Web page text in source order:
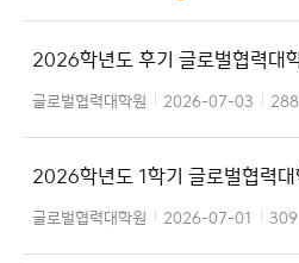
2026학년도 후기 글로벌협력대
글로벌협력대학원 2026-07-03 288
2026학년도 1학기 글로벌협력
글로벌협력대학원 2026-07-01 309